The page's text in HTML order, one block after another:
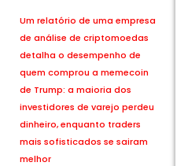
Um relatório de uma empresa
de análise de criptomoedas
detalha o desempenho de
quem comprou a memecoin
de Trump: a maioria dos
investidores de varejo perdeu
dinheiro, enquanto traders
mais sofisticados se sairam
melhor